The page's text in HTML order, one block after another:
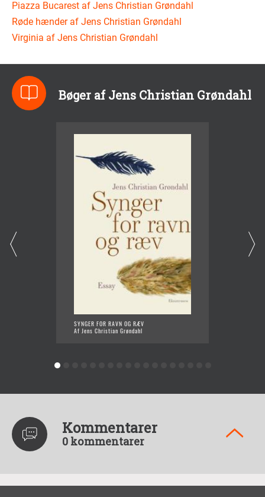
Piazza Bucarest af Jens Christian Grøndahl
Røde hænder af Jens Christian Grøndahl
Virginia af Jens Christian Grøndahl
Bøger af Jens Christian Grøndahl
SYNGER FOR RAVN OG RÆV
Af Jens Christian Grøndahl
Kommentarer
0 kommentarer